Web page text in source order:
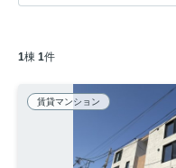
1棟 1件
賃貸マンション